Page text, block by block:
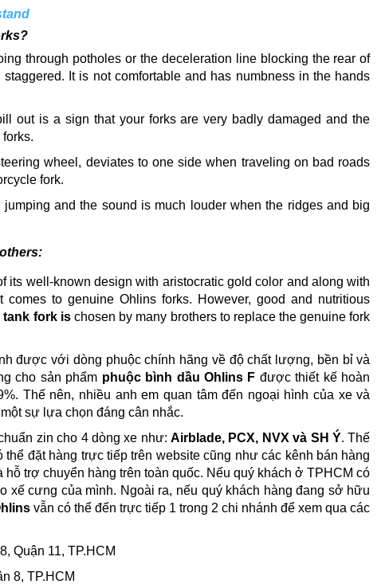
through potholes or the deceleration line blocking the rear of
It is not comfortable and has numbness in the hands
out is a sign that your forks are very badly damaged and the
wheel, deviates to one side when traveling on bad roads
fork.
and the sound is much louder when the ridges and big
its well-known design with aristocratic gold color and along with
comes to genuine Ohlins forks. However, good and nutritious
tank fork ischosen by many brothers to replace the genuine fork
được với dòng phuộc chính hãng về độ chất lượng, bền bỉ và
cho sản phẩm phuộc bình dầu Ohlins F được thiết kế hoàn
Thế nên, nhiều anh em quan tâm đến ngoại hình của xe và
sự lựa chọn đáng cân nhắc.
zin cho 4 dòng xe như:Airblade, PCX, NVX và SH Ý. Thế
đặt hàng trực tiếp trên website cũng như các kênh bán hàng
trợ chuyển hàng trên toàn quốc. Nếu quý khách ở TPHCM có
xế cưng của mình. Ngoài ra, nếu quý khách hàng đang sở hữu
vẫn có thể đến trực tiếp 1 trong 2 chi nhánh để xem qua các
Quận 11, TP.HCM
8, TP.HCM